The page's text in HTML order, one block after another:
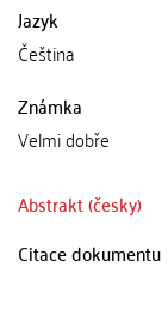
Jazyk
Čeština
Známka
Velmi dobře
Abstrakt (česky)
Citace dokumentu